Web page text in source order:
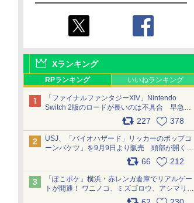
Xランキング
RPランキング いいねランキング
「ファイナルファンタジーXIV」Nintendo
Switch 2版のロードが長いのは不具合 早急に
アップデートできるよう対応中227 378
USJ、「バイオハザード」リッカーのポップコ
ーンバケツ」を9月9日より販売 頭部が開く仕
組み。味は恐怖を堪のう「味噌フレーバー」
66 212
「ぽこポケ」横浜・赤レンガ倉庫でリアルゲー
トが開通！ ワニノコ、ミズゴロウ、アシマリ登
場シーンをレポート pic.x.com/LDgEByVl6D